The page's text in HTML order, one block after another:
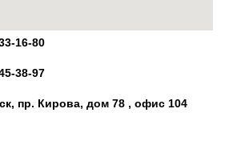
16-80
38-97
пр. Кирова, дом 78 , офис 104